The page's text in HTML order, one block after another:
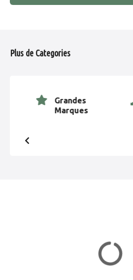
a
Plus de Categories
Grandes
Marques